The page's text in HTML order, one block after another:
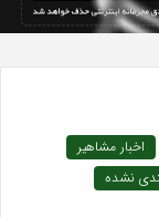
اخبار مشاهیر
نشده